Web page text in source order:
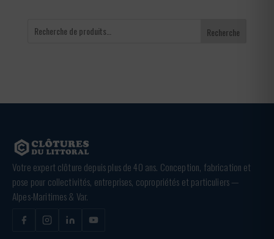
Recherche
Votre expert clôture depuis plus de 40 ans. Conception, fabrication et
pose pour collectivités, entreprises, copropriétés et particuliers —
Alpes-Maritimes & Var.